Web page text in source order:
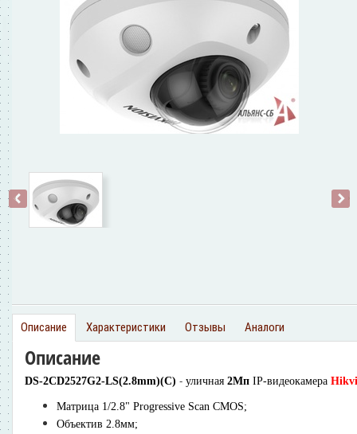
‹ ›
Описание Характеристики Отзывы Аналоги
Описание
DS-2CD2527G2-LS(2.8mm)(C) - уличная 2Мп IP-видеокамера
Матрица 1/2.8" Progressive Scan CMOS;
Объектив 2.8мм;